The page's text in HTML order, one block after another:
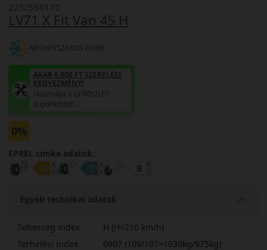
LV71 X Fit Van 4S H
225/55R17C
NÉGYÉVSZAKOS GUMI
AKÁR 6.000 FT SZERELÉSI
KEDVEZMÉNY!
Használja a LENDÜLET
kuponkódot!
0%
EPREL cimke adatok:
Egyéb technikai adatok
Sebesség index
H (H=210 km/h)
Terhelési index
0907 (109/107=1030kg/975kg)